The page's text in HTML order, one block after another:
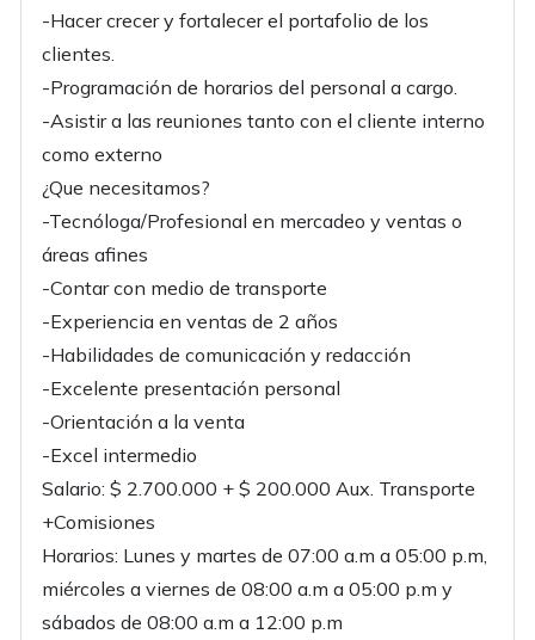
-Hacer crecer y fortalecer el portafolio de los
clientes.
-Programación de horarios del personal a cargo.
-Asistir a las reuniones tanto con el cliente interno
como externo
¿Que necesitamos?
-Tecnóloga/Profesional en mercadeo y ventas o
áreas afines
-Contar con medio de transporte
-Experiencia en ventas de 2 años
-Habilidades de comunicación y redacción
-Excelente presentación personal
-Orientación a la venta
-Excel intermedio
Salario: $ 2.700.000 + $ 200.000 Aux. Transporte
+Comisiones
Horarios: Lunes y martes de 07:00 a.m a 05:00 p.m,
miércoles a viernes de 08:00 a.m a 05:00 p.m y
sábados de 08:00 a.m a 12:00 p.m